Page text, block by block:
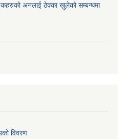
अनलाई ठेक्का खुलेको सम्बन्धमा
विवरण